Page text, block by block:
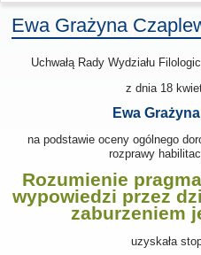
Ewa Grażyna
Uchwałą Rady Wydziału
z dnia 18
Ewa
na podstawie oceny ogólnego
rozprawy
Rozumienie
wypowiedzi przez
zaburzeniem
uzyskała